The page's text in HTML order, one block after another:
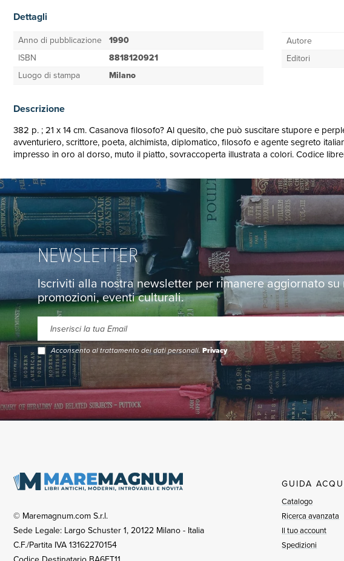
Dettagli
Anno di pubblicazione 1990
ISBN
8818120921
Luogo di stampa
Milano
Autore
Editori
Descrizione
382 p. ; 21 x 14 cm. Casanova filosofo? Al quesito, che può suscitare stupore e
avventuriero, scrittore, poeta, alchimista, diplomatico, filosofo e agente segreto
impresso in oro al dorso, muto il piatto, sovraccoperta illustrata a colori. Codice
NEWSLETTER
Iscriviti alla nostra newsletter per rimanere aggiornato su
promozioni, eventi culturali.
Acconsento al trattamento dei dati personali.Privacy
© Maremagnum.com S.r.l.
Sede Legale: Largo Schuster 1, 20122 Milano - Italia
C.F./Partita IVA 13162270154
GUIDA
Catalogo
Ricerca avanzata
Il tuo account
Spedizioni